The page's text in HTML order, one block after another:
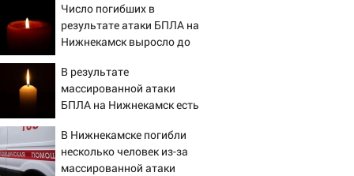
на 10 августа
09.08.2026
21:58
моста утопили автомобиль «Вольво»
20:20
Итоги 9 августа в Ульяновской
области: разгул стихии, поиски
человека на Волге и транспортный
коллапс
Число погибших в
результате атаки БПЛА на
Нижнекамск выросло до
В результате
массированной атаки
БПЛА на Нижнекамск есть
В Нижнекамске погибли
несколько человек из-за
массированной атаки